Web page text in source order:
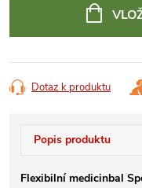
Dotaz k produktu
Popis produktu
Flexibilní medicinbal